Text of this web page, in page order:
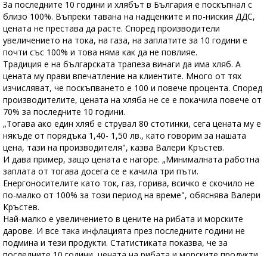
За последните 10 години и хлябът в България е поскъпнал с
близо 100%. Въпреки тавана на надценките и по-ниския ДДС,
цената не престава да расте. Според производители
увеличението на тока, на газа, на заплатите за 10 години е
почти със 100% и това няма как да не повлияе.
Традиция е на българската трапеза винаги да има хляб. А
цената му прави впечатление на клиентите. Много от тях
изчисляват, че поскъпването е 100 и повече процента. Според
производителите, цената на хляба не се е покачила повече от
70% за последните 10 години.
„Тогава ако един хляб е струвал 80 стотинки, сега цената му е
някъде от порядъка 1,40- 1,50 лв., като говорим за нашата
цена, тази на производителя", казва Валери Кръстев.
И дава пример, защо цената е нагоре. „Минималната работна
заплата от тогава досега се е качила три пъти.
Енергоносителите като ток, газ, горива, всичко е скочило не
по-малко от 100% за този период на време", обяснява Валери
Кръстев.
Най-малко е увеличението в цените на рибата и морските
дарове. И все така инфлацията през последните години не
подмина и тези продукти. Статистиката показва, че за